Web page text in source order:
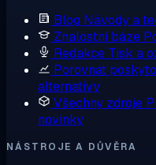
Blog Návody a
Znalostní báze
Redakce Tisk a
Porovnat
alternativy
Všechny zdroje
novinky
NÁSTROJE A DŮVĚRA